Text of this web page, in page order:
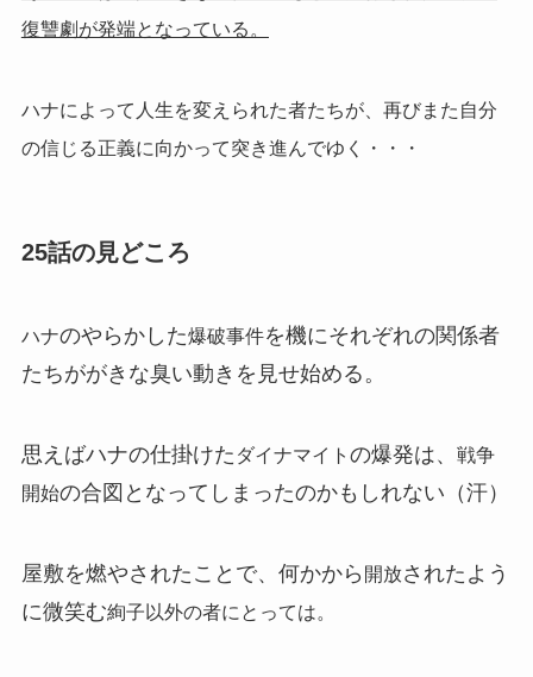
復讐劇が発端となっている。
ハナによって人生を変えられた者たちが、再びまた自分
の信じる正義に向かって突き進んでゆく・・・
25話の見どころ
ハナのやらかした爆破事件を機にそれぞれの関係者
たちががきな臭い動きを見せ始める。
思えばハナの仕掛けた ダイナマイト の爆発は、 戦争
開始の合図となってしまったのかもしれない（汗）
屋敷を燃やされたことで、何かから 開放されたよう
に微笑む絢子以外の者にとっては。